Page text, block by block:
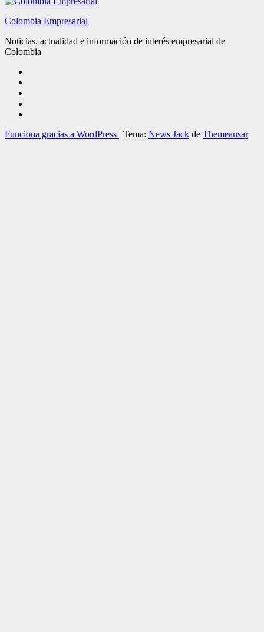
Colombia Empresarial
Noticias, actualidad e información de interés empresarial de
Colombia
Funciona gracias a WordPress | Tema: News Jack de Themeansar